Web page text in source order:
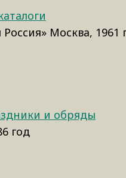
Россия» Москва, 1961
и обряды
год